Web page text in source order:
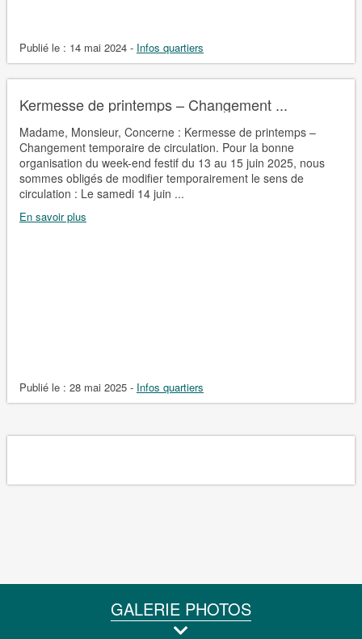
Publié le : 14 mai 2024 - Infos quartiers
Kermesse de printemps – Changement ...
Madame, Monsieur, Concerne : Kermesse de printemps –
Changement temporaire de circulation. Pour la bonne
organisation du week-end festif du 13 au 15 juin 2025, nous
sommes obligés de modifier temporairement le sens de
circulation : Le samedi 14 juin ...
En savoir plus
Publié le : 28 mai 2025 - Infos quartiers
GALERIE PHOTOS